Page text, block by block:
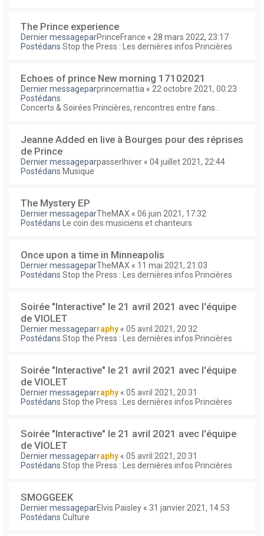
The Prince experience
Dernier messageparPrinceFrance « 28 mars 2022, 23:17
Postédans Stop the Press : Les dernières infos Princières
Echoes of prince New morning 17102021
Dernier messageparprincemattia « 22 octobre 2021, 00:23
Postédans
Concerts & Soirées Princières, rencontres entre fans...
Jeanne Added en live à Bourges pour des réprises
de Prince
Dernier messageparpasserlhiver « 04 juillet 2021, 22:44
Postédans Musique
The Mystery EP
Dernier messageparTheMAX « 06 juin 2021, 17:32
Postédans
Le coin des musiciens et chanteurs
Once upon a time in Minneapolis
Dernier messageparTheMAX « 11 mai 2021, 21:03
Postédans Stop the Press : Les dernières infos Princières
Soirée "Interactive" le 21 avril 2021 avec l'équipe
de VIOLET
Dernier messageparraphy « 05 avril 2021, 20:32
Postédans Stop the Press : Les dernières infos Princières
Soirée "Interactive" le 21 avril 2021 avec l'équipe
de VIOLET
Dernier messageparraphy « 05 avril 2021, 20:31
Postédans Stop the Press : Les dernières infos Princières
Soirée "Interactive" le 21 avril 2021 avec l'équipe
de VIOLET
Dernier messageparraphy « 05 avril 2021, 20:31
Postédans Stop the Press : Les dernières infos Princières
SMOGGEEK
Dernier messageparElvis Paisley « 31 janvier 2021, 14:53
Postédans Culture